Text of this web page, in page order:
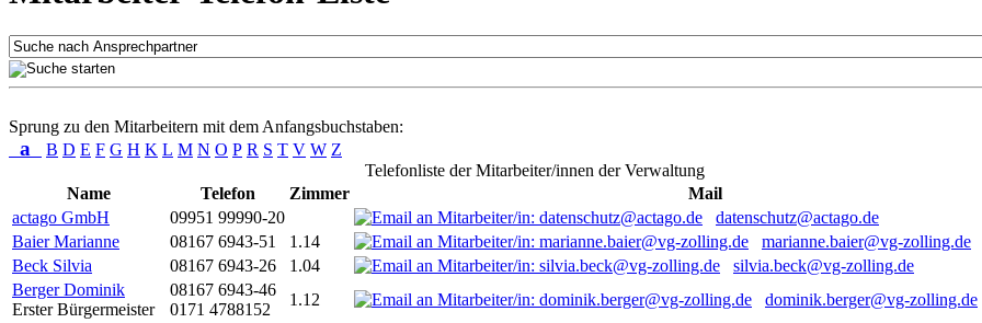
Sprung zu den Mitarbeitern mit dem Anfangsbuchstaben:
a B D E F G H K L M N O P R S T V W Z
Telefonliste der Mitarbeiter/innen der Verwaltung
Name
Telefon Zimmer
Mail
actago GmbH
09951 99990-20
datenschutz@actago.de
Baier Marianne
08167 6943-51 1.14
marianne.baier@vg-zolling.de
Beck Silvia
08167 6943-26 1.04
silvia.beck@vg-zolling.de
Berger Dominik
Erster Bürgermeister
08167 6943-46
0171 4788152
1.12
dominik.berger@vg-zolling.de